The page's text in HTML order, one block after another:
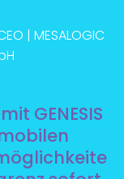
| MESALOGIC
GENESIS